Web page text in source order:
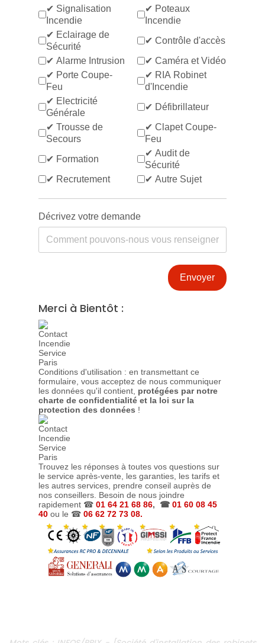
✔ Signalisation
Incendie
✔ Poteaux
Incendie
✔ Eclairage de
Sécurité
✔ Contrôle d'accès
✔ Alarme Intrusion
✔ Caméra et Vidéo
✔ Porte Coupe-
Feu
✔ RIA Robinet
d'Incendie
✔ Electricité
Générale
✔ Défibrillateur
✔ Trousse de
Secours
✔ Clapet Coupe-
Feu
✔ Formation
✔ Audit de
Sécurité
✔ Recrutement
✔ Autre Sujet
Décrivez votre demande
Envoyer
Merci à Bientôt :
Conditions d'utilisation : en transmettant ce
formulaire, vous acceptez de nous communiquer
les données qu'il contient, protégées par notre
charte de confidentialité et la loi sur la
protection des données !
Trouvez les réponses à toutes vos questions sur
le service après-vente, les garanties, les tarifs et
les autres services, prendre conseil auprès de
nos conseillers. Besoin de nous joindre
rapidement ☎ 01 64 21 68 86, ☎ 01 60 08 45
40 ou le ☎ 06 62 72 73 08.